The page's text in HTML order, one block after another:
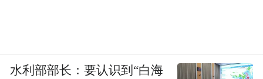
水利部部长：要认识到“白海